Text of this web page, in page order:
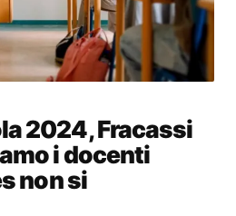
2024, Fracassi
i docenti
non si